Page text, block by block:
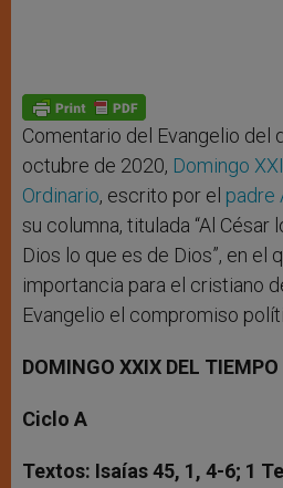
Comentario del Evangelio del
octubre de 2020, Domingo
Ordinario, escrito por el padre
su columna, titulada “Al César
Dios lo que es de Dios”, en el
importancia para el cristiano
Evangelio el compromiso
DOMINGO XXIX DEL TIEMPO
Ciclo A
Textos: Isaías 45, 1, 4-6; 1